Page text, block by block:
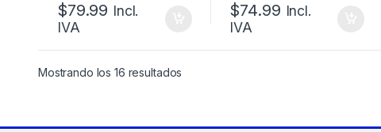
$79.99 Incl.
IVA
$74.99 Incl.
IVA
Mostrando los 16 resultados